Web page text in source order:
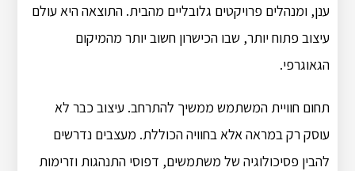
ענן, ומנהלים פרויקטים גלובליים מהבית. התוצאה היא עולם
עיצוב פתוח יותר, שבו הכישרון חשוב יותר מהמיקום
הגאוגרפי.
תחום חוויית המשתמש ממשיך להתרחב. עיצוב כבר לא
עוסק רק במראה אלא בחוויה הכוללת. מעצבים נדרשים
להבין פסיכולוגיה של משתמשים, דפוסי התנהגות וזרימות